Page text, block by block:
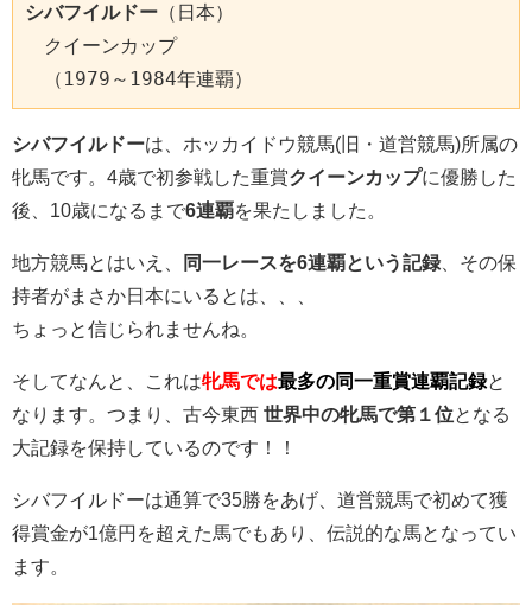
シバフイルドー （日本）
クイーンカップ
（1979～1984年連覇）
シバフイルドーは、ホッカイドウ競馬(旧・道営競馬)所属の
牝馬です。4歳で初参戦した重賞クイーンカップに優勝した
後、10歳になるまで6連覇を果たしました。
地方競馬とはいえ、 同一レースを6連覇という記録 、その保
持者がまさか日本にいるとは、、、
ちょっと信じられませんね。
そしてなんと、これは牝馬では最多の同一重賞連覇記録と
なります。つまり、古今東西 世界中の牝馬で第１位となる
大記録を保持しているのです！！
シバフイルドーは通算で35勝をあげ、道営競馬で初めて獲
得賞金が1億円を超えた馬でもあり、伝説的な馬となってい
ます。